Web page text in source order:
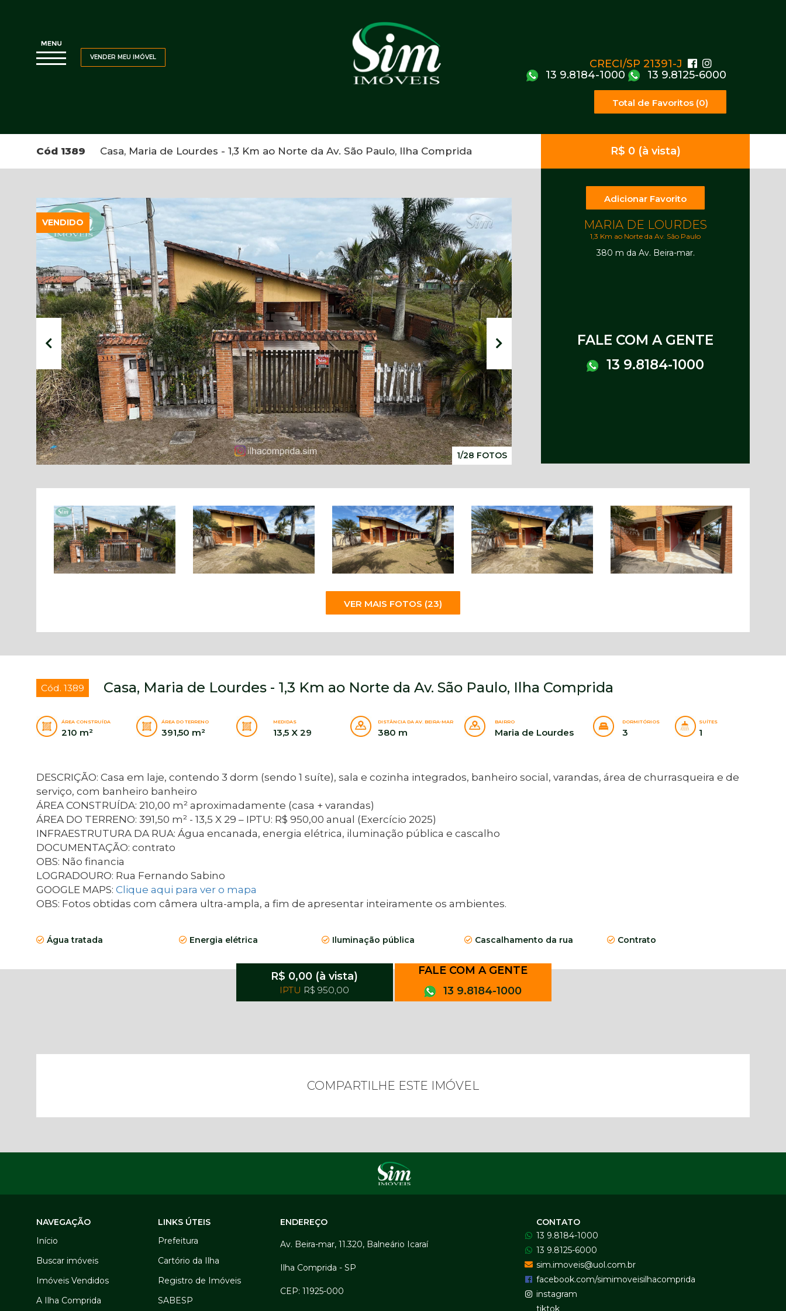
CRECI/SP 21391-J
13 9.8184-1000
13 9.8125-6000
Total de Favoritos (0)
VENDER MEU IMÓVEL
Cód 1389 Casa, Maria de Lourdes - 1,3 Km ao Norte da Av. São Paulo, Ilha Comprida R$ 0 (à vista)
VENDIDO
1/28 FOTOS
Adicionar Favorito
MARIA DE LOURDES
1,3 Km ao Norte da Av. São Paulo
380 m da Av. Beira-mar.
FALE COM A GENTE
13 9.8184-1000
VER MAIS FOTOS (23)
Cód. 1389 Casa, Maria de Lourdes - 1,3 Km ao Norte da Av. São Paulo, Ilha Comprida
ÁREA CONSTRUÍDA
210 m²
ÁREA DO TERRENO
391,50 m²
MEDIDAS
13,5 X 29
DISTÂNCIA DA AV. BEIRA-MAR
380 m
BAIRRO
Maria de Lourdes
DORMITÓRIOS
3
SUÍTES
1
DESCRIÇÃO: Casa em laje, contendo 3 dorm (sendo 1 suíte), sala e cozinha integrados, banheiro social, varandas, área de churrasqueira e de
serviço, com banheiro banheiro
ÁREA CONSTRUÍDA: 210,00 m² aproximadamente (casa + varandas)
ÁREA DO TERRENO: 391,50 m² - 13,5 X 29 – IPTU: R$ 950,00 anual (Exercício 2025)
INFRAESTRUTURA DA RUA: Água encanada, energia elétrica, iluminação pública e cascalho
DOCUMENTAÇÃO: contrato
OBS: Não financia
LOGRADOURO: Rua Fernando Sabino
GOOGLE MAPS: Clique aqui para ver o mapa
OBS: Fotos obtidas com câmera ultra-ampla, a fim de apresentar inteiramente os ambientes. ​​​​​​
Água tratada Energia elétrica Iluminação pública Cascalhamento da rua Contrato
R$ 0,00 (à vista)
IPTU R$ 950,00
FALE COM A GENTE
13 9.8184-1000
COMPARTILHE ESTE IMÓVEL
NAVEGAÇÃO
Início
Buscar imóveis
Imóveis Vendidos
A Ilha Comprida
LINKS ÚTEIS
Prefeitura
Cartório da Ilha
Registro de Imóveis
SABESP
ENDEREÇO
Av. Beira-mar, 11.320, Balneário Icaraí
Ilha Comprida - SP
CEP: 11925-000
CONTATO
13 9.8184-1000
13 9.8125-6000
sim.imoveis@uol.com.br
facebook.com/simimoveisilhacomprida
instagram
tiktok